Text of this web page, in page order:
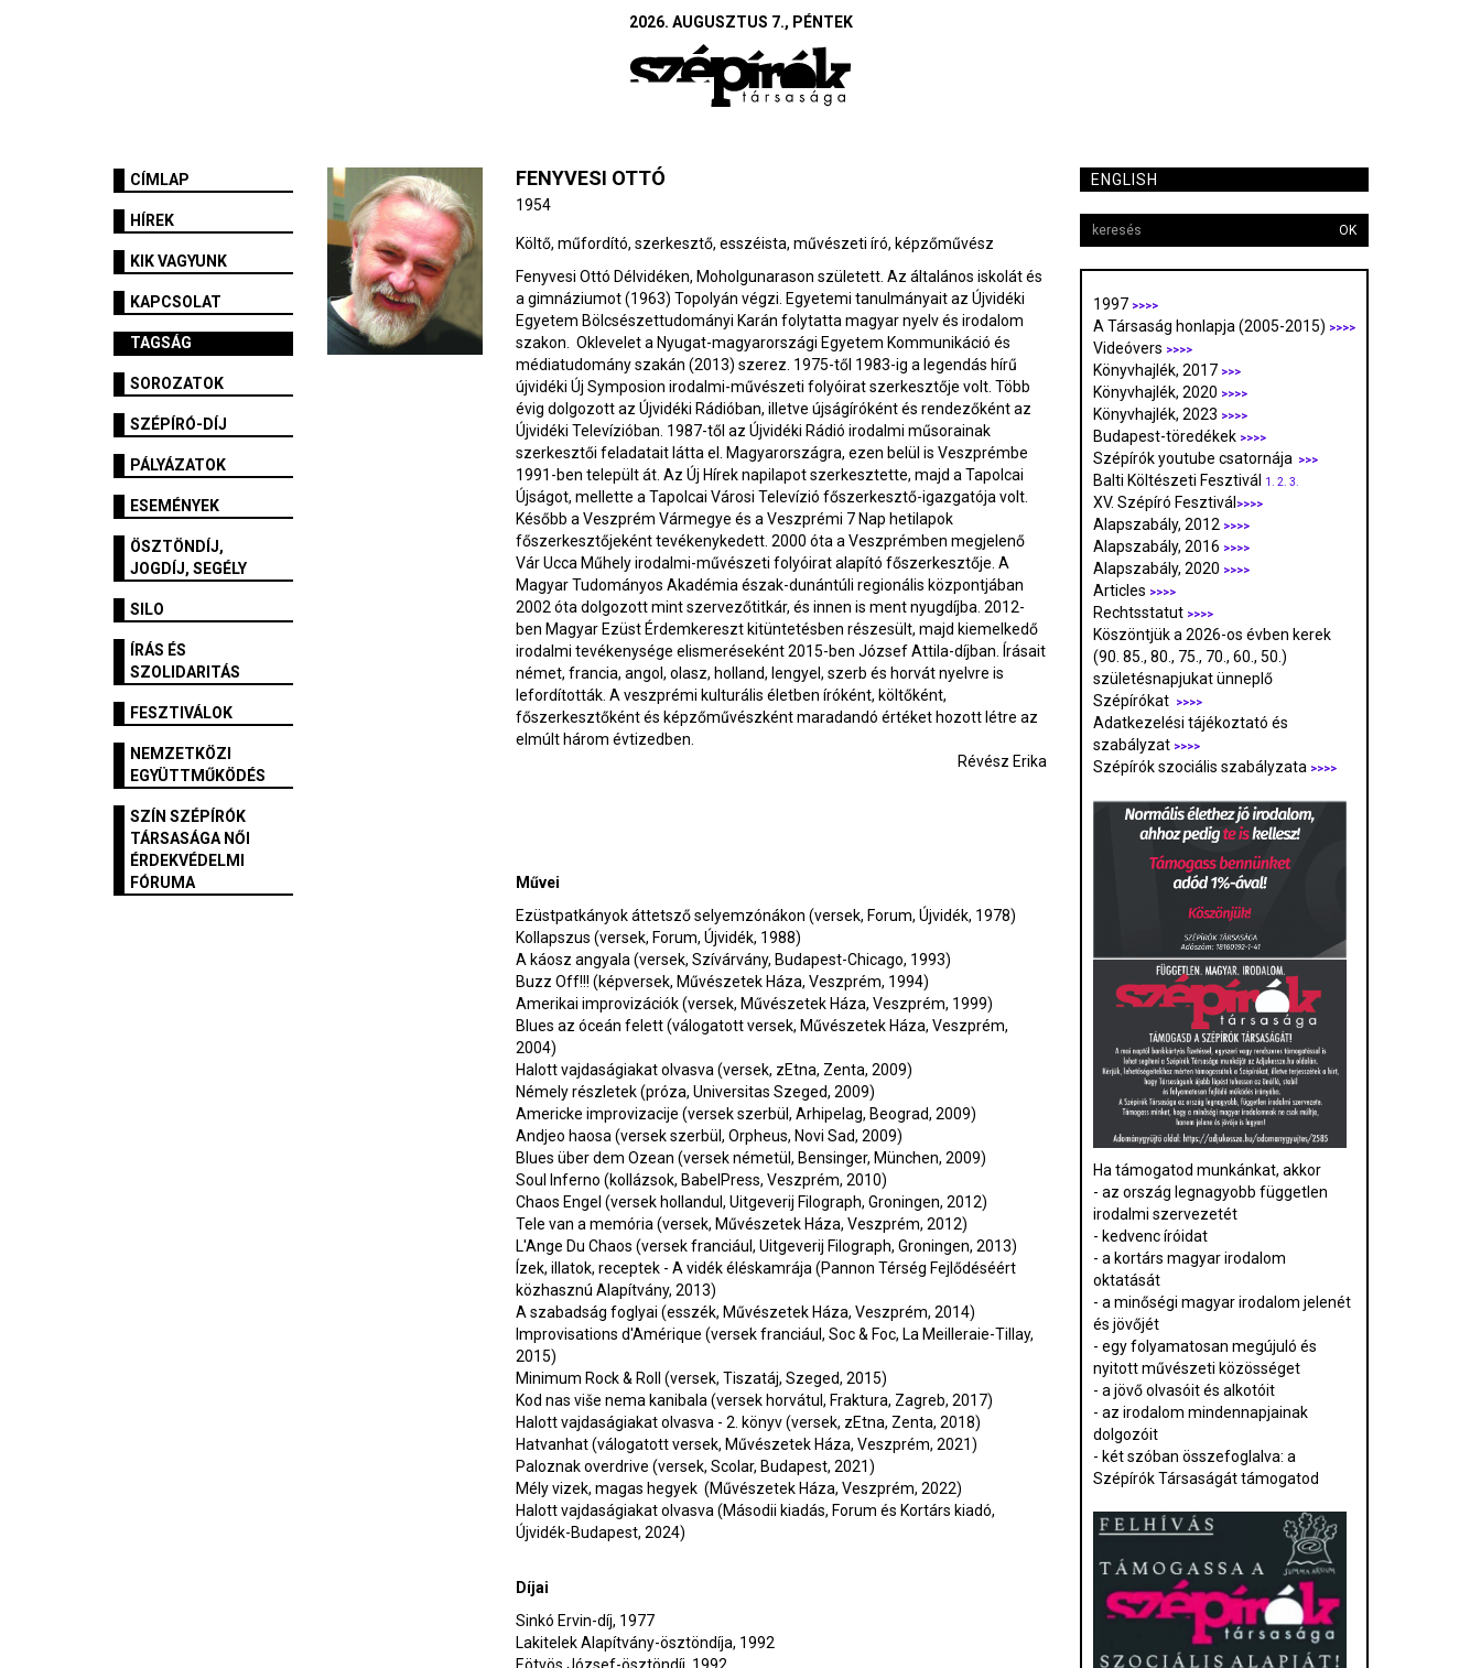
2026. AUGUSZTUS 7., PÉNTEK
CÍMLAP
HÍREK
KIK VAGYUNK
KAPCSOLAT
TAGSÁG
SOROZATOK
SZÉPÍRÓ-DÍJ
PÁLYÁZATOK
ESEMÉNYEK
ÖSZTÖNDÍJ,
JOGDÍJ, SEGÉLY
SILO
ÍRÁS ÉS
SZOLIDARITÁS
FESZTIVÁLOK
NEMZETKÖZI
EGYÜTTMŰKÖDÉS
SZÍN SZÉPÍRÓK
TÁRSASÁGA NŐI
ÉRDEKVÉDELMI
FÓRUMA
FENYVESI OTTÓ
1954
Költő, műfordító, szerkesztő, esszéista, művészeti író, képzőművész
Fenyvesi Ottó Délvidéken, Moholgunarason született. Az általános iskolát és
a gimnáziumot (1963) Topolyán végzi. Egyetemi tanulmányait az Újvidéki
Egyetem Bölcsészettudományi Karán folytatta magyar nyelv és irodalom
szakon. Oklevelet a Nyugat-magyarországi Egyetem Kommunikáció és
médiatudomány szakán (2013) szerez. 1975-től 1983-ig a legendás hírű
újvidéki Új Symposion irodalmi-művészeti folyóirat szerkesztője volt. Több
évig dolgozott az Újvidéki Rádióban, illetve újságíróként és rendezőként az
Újvidéki Televízióban. 1987-től az Újvidéki Rádió irodalmi műsorainak
szerkesztői feladatait látta el. Magyarországra, ezen belül is Veszprémbe
1991-ben települt át. Az Új Hírek napilapot szerkesztette, majd a Tapolcai
Újságot, mellette a Tapolcai Városi Televízió főszerkesztő-igazgatója volt.
Később a Veszprém Vármegye és a Veszprémi 7 Nap hetilapok
főszerkesztőjeként tevékenykedett. 2000 óta a Veszprémben megjelenő
Vár Ucca Műhely irodalmi-művészeti folyóirat alapító főszerkesztője. A
Magyar Tudományos Akadémia észak-dunántúli regionális központjában
2002 óta dolgozott mint szervezőtitkár, és innen is ment nyugdíjba. 2012-
ben Magyar Ezüst Érdemkereszt kitüntetésben részesült, majd kiemelkedő
irodalmi tevékenysége elismeréseként 2015-ben József Attila-díjban. Írásait
német, francia, angol, olasz, holland, lengyel, szerb és horvát nyelvre is
lefordították. A veszprémi kulturális életben íróként, költőként,
főszerkesztőként és képzőművészként maradandó értéket hozott létre az
elmúlt három évtizedben.
Révész Erika
Művei
Ezüstpatkányok áttetsző selyemzónákon (versek, Forum, Újvidék, 1978)
Kollapszus (versek, Forum, Újvidék, 1988)
A káosz angyala (versek, Szívárvány, Budapest-Chicago, 1993)
Buzz Off!!! (képversek, Művészetek Háza, Veszprém, 1994)
Amerikai improvizációk (versek, Művészetek Háza, Veszprém, 1999)
Blues az óceán felett (válogatott versek, Művészetek Háza, Veszprém,
2004)
Halott vajdaságiakat olvasva (versek, zEtna, Zenta, 2009)
Némely részletek (próza, Universitas Szeged, 2009)
Americke improvizacije (versek szerbül, Arhipelag, Beograd, 2009)
Andjeo haosa (versek szerbül, Orpheus, Novi Sad, 2009)
Blues über dem Ozean (versek németül, Bensinger, München, 2009)
Soul Inferno (kollázsok, BabelPress, Veszprém, 2010)
Chaos Engel (versek hollandul, Uitgeverij Filograph, Groningen, 2012)
Tele van a memória (versek, Művészetek Háza, Veszprém, 2012)
L'Ange Du Chaos (versek franciául, Uitgeverij Filograph, Groningen, 2013)
Ízek, illatok, receptek - A vidék éléskamrája (Pannon Térség Fejlődéséért
közhasznú Alapítvány, 2013)
A szabadság foglyai (esszék, Művészetek Háza, Veszprém, 2014)
Improvisations d'Amérique (versek franciául, Soc & Foc, La Meilleraie-Tillay,
2015)
Minimum Rock & Roll (versek, Tiszatáj, Szeged, 2015)
Kod nas više nema kanibala (versek horvátul, Fraktura, Zagreb, 2017)
Halott vajdaságiakat olvasva - 2. könyv (versek, zEtna, Zenta, 2018)
Hatvanhat (válogatott versek, Művészetek Háza, Veszprém, 2021)
Paloznak overdrive (versek, Scolar, Budapest, 2021)
Mély vizek, magas hegyek (Művészetek Háza, Veszprém, 2022)
Halott vajdaságiakat olvasva (Másodii kiadás, Forum és Kortárs kiadó,
Újvidék-Budapest, 2024)
Díjai
Sinkó Ervin-díj, 1977
Lakitelek Alapítvány-ösztöndíja, 1992
ENGLISH
OK
1997 >>>>
A Társaság honlapja (2005-2015) >>>>
Videóvers >>>>
Könyvhajlék, 2017 >>>
Könyvhajlék, 2020 >>>>
Könyvhajlék, 2023 >>>>
Budapest-töredékek >>>>
Szépírók youtube csatornája >>>
Balti Költészeti Fesztivál 1. 2. 3.
XV. Szépíró Fesztivál >>>>
Alapszabály, 2012 >>>>
Alapszabály, 2016 >>>>
Alapszabály, 2020 >>>>
Articles >>>>
Rechtsstatut >>>>
Köszöntjük a 2026-os évben kerek
(90. 85., 80., 75., 70., 60., 50.)
születésnapjukat ünneplő
Szépírókat
>>>>
Adatkezelési tájékoztató és
szabályzat >>>>
Szépírók szociális szabályzata >>>>
Ha támogatod munkánkat, akkor
- az ország legnagyobb független
irodalmi szervezetét
- kedvenc íróidat
- a kortárs magyar irodalom
oktatását
- a minőségi magyar irodalom jelenét
és jövőjét
- egy folyamatosan megújuló és
nyitott művészeti közösséget
- a jövő olvasóit és alkotóit
- az irodalom mindennapjainak
dolgozóit
- két szóban összefoglalva: a
Szépírók Társaságát támogatod